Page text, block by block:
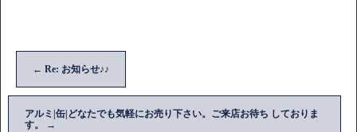
← Re: お知らせ♪♪
アルミ|缶|どなたでも気軽にお売り下さい。ご来店お待ち しておりま
す。
→